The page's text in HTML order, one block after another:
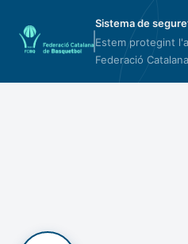
Sistema de
Estem protegint
Federació